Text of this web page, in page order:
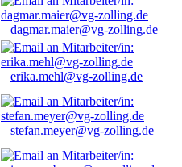
dagmar.maier@vg-zolling.de
erika.mehl@vg-zolling.de
stefan.meyer@vg-zolling.de